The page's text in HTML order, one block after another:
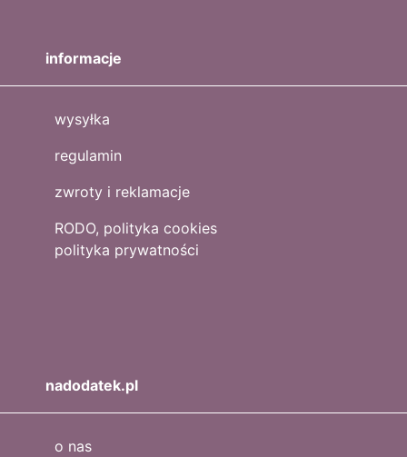
informacje
wysyłka
regulamin
zwroty i reklamacje
RODO, polityka cookies
polityka prywatności
nadodatek.pl
o nas